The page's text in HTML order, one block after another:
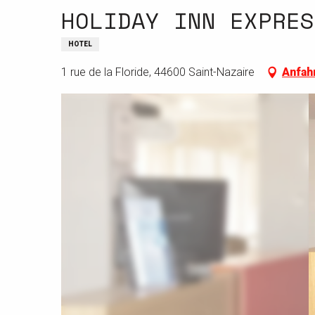
HOLIDAY INN
HOTEL
1 rue de la Floride, 44600 Saint-Nazaire